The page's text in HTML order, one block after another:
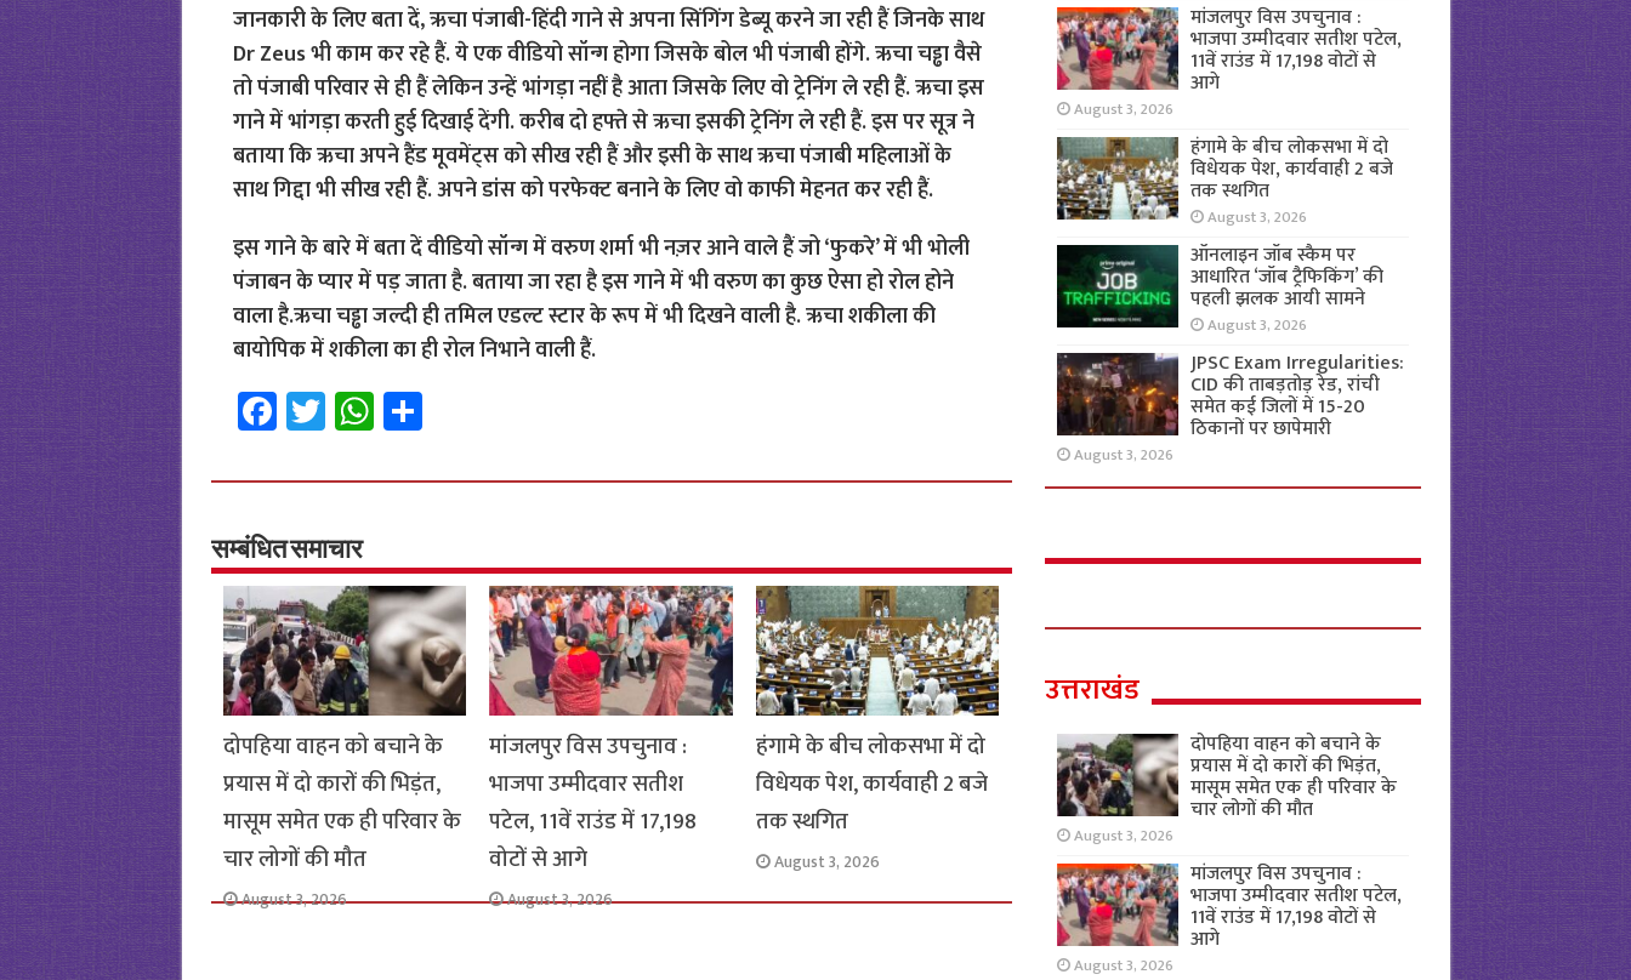
जानकारी के लिए बता दें, ऋचा पंजाबी-हिंदी गाने से अपना सिंगिंग डेब्यू करने जा रही हैं जिनके साथ
Dr Zeus भी काम कर रहे हैं. ये एक वीडियो सॉन्ग होगा जिसके बोल भी पंजाबी होंगे. ऋचा चड्ढा वैसे
तो पंजाबी परिवार से ही हैं लेकिन उन्हें भांगड़ा नहीं है आता जिसके लिए वो ट्रेनिंग ले रही हैं. ऋचा इस
गाने में भांगड़ा करती हुई दिखाई देंगी. करीब दो हफ्ते से ऋचा इसकी ट्रेनिंग ले रही हैं. इस पर सूत्र ने
बताया कि ऋचा अपने हैंड मूवमेंट्स को सीख रही हैं और इसी के साथ ऋचा पंजाबी महिलाओं के
साथ गिद्दा भी सीख रही हैं. अपने डांस को परफेक्ट बनाने के लिए वो काफी मेहनत कर रही हैं.
इस गाने के बारे में बता दें वीडियो सॉन्ग में वरुण शर्मा भी नज़र आने वाले हैं जो ‘फुकरे’ में भी भोली
पंजाबन के प्यार में पड़ जाता है. बताया जा रहा है इस गाने में भी वरुण का कुछ ऐसा हो रोल होने
वाला है.ऋचा चड्ढा जल्दी ही तमिल एडल्ट स्टार के रूप में भी दिखने वाली है. ऋचा शकीला की
बायोपिक में शकीला का ही रोल निभाने वाली हैं.
Fa
ce
b
o
o
k
T
wi
tt
er
W
h
at
p
p
S
h
ar
सम्बंधित समाचार
दोपहिया वाहन को बचाने के
प्रयास में दो कारों की भिड़ंत,
मासूम समेत एक ही परिवार के
चार लोगों की मौत
August 3, 2026
मांजलपुर विस उपचुनाव :
भाजपा उम्मीदवार सतीश
पटेल, 11वें राउंड में 17,198
वोटों से आगे
August 3, 2026
हंगामे के बीच लोकसभा में दो
विधेयक पेश, कार्यवाही 2 बजे
तक स्थगित
August 3, 2026
मांजलपुर विस उपचुनाव :
भाजपा उम्मीदवार सतीश पटेल,
11वें राउंड में 17,198 वोटों से
आगे
August 3, 2026
हंगामे के बीच लोकसभा में दो
विधेयक पेश, कार्यवाही 2 बजे
तक स्थगित
August 3, 2026
ऑनलाइन जॉब स्कैम पर
आधारित ‘जॉब ट्रैफिकिंग’ की
पहली झलक आयी सामने
August 3, 2026
JPSC Exam Irregularities:
CID की ताबड़तोड़ रेड, रांची
समेत कई जिलों में 15-20
ठिकानों पर छापेमारी
August 3, 2026
उत्तराखंड
दोपहिया वाहन को बचाने के
प्रयास में दो कारों की भिड़ंत,
मासूम समेत एक ही परिवार के
चार लोगों की मौत
August 3, 2026
मांजलपुर विस उपचुनाव :
भाजपा उम्मीदवार सतीश पटेल,
11वें राउंड में 17,198 वोटों से
आगे
August 3, 2026